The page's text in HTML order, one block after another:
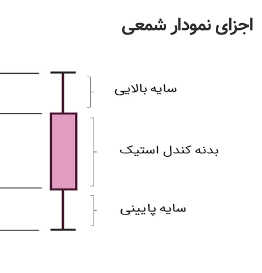
اجزای نمودار شمعی